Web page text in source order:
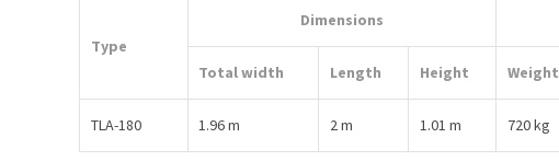
Type
Dimensions
Total width
Length Height Weight
TLA-180 1.96 m 2 m 1.01 m 720 kg